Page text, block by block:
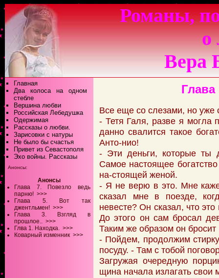
Романы,
о
Вера
Главная
Два колоса на одном
стебле
Вершина любви
Российская Лебедушка
Одержимая
Рассказы о любви.
Зарисовки с натуры
Не было бы счастья
Привет из Севастополя
Эхо войны. Рассказы
Анонсы:
Анонсы
Глава 7. Повезло ведь
парню! >>>
Глава 5. Вот так
джентльмен! >>>
Глава 3. Взгляд в
прошлое.. >>>
Глва 1. Находка. >>>
Коварный изменник >>>
Все еще со слезами, но уже
- Тетя Галя, разве я могла
данно свалится такое
Анто-нио!
- Эти деньги, которые ты
Самое настоящее
на-стоящей женой.
- Я не верю в это. Мне
сказал мне в поезде,
невесте? Он сказал, что
До этого он сам бросал
Таким же образом он
- Пойдем, продолжим
посуду. - Там с тобой
Загружая очередную
щина начала излагать свои